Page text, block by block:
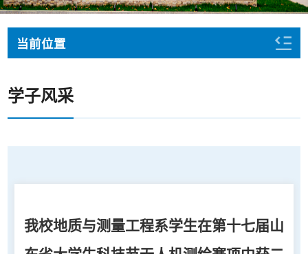
当前位置
学子风采
我校地质与测量工程系学生在第十七届山